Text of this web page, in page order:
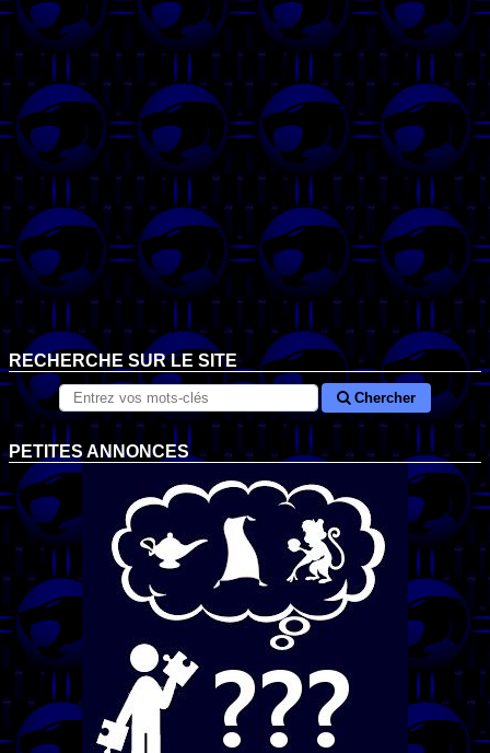
RECHERCHE SUR LE SITE
Chercher
PETITES ANNONCES